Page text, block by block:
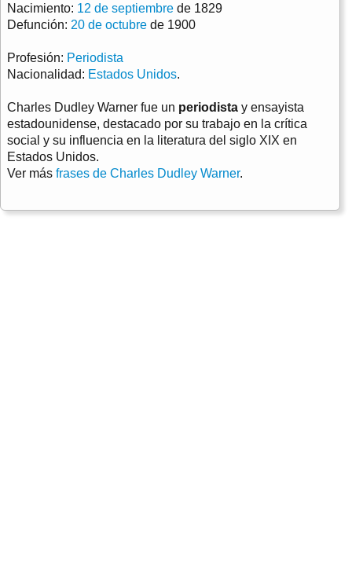
Nacimiento: 12 de septiembre de 1829
Defunción: 20 de octubre de 1900
Profesión: Periodista
Nacionalidad: Estados Unidos.
Charles Dudley Warner fue un periodista y ensayista
estadounidense, destacado por su trabajo en la crítica
social y su influencia en la literatura del siglo XIX en
Estados Unidos.
Ver más frases de Charles Dudley Warner.